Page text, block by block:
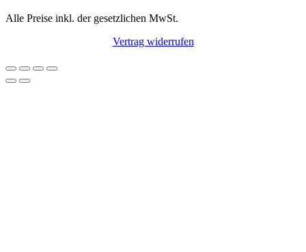
Alle Preise inkl. der gesetzlichen MwSt.
Vertrag widerrufen